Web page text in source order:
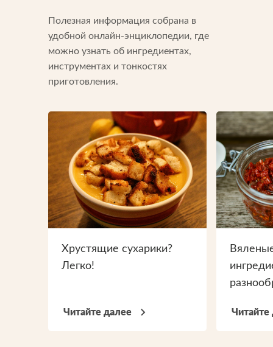
Полезная информация собрана в
удобной онлайн-энциклопедии, где
можно узнать об ингредиентах,
инструментах и тонкостях
приготовления.
Хрустящие сухарики?
Легко!
Читайте далее Читайте